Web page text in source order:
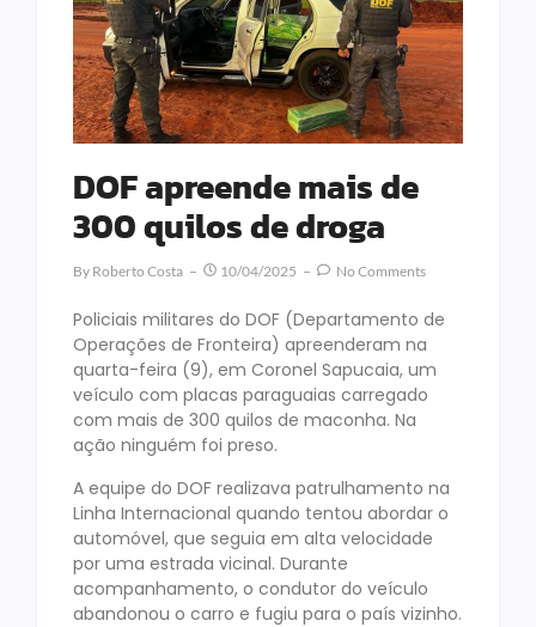
DOF apreende mais de
300 quilos de droga
By Roberto Costa 10/04/2025 No Comments
Policiais militares do DOF (Departamento de
Operações de Fronteira) apreenderam na
quarta-feira (9), em Coronel Sapucaia, um
veículo com placas paraguaias carregado
com mais de 300 quilos de maconha. Na
ação ninguém foi preso.
A equipe do DOF realizava patrulhamento na
Linha Internacional quando tentou abordar o
automóvel, que seguia em alta velocidade
por uma estrada vicinal. Durante
acompanhamento, o condutor do veículo
abandonou o carro e fugiu para o país vizinho.